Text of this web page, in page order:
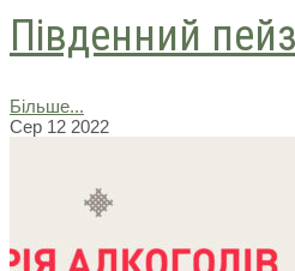
Південний
Більше...
Сер 12 2022